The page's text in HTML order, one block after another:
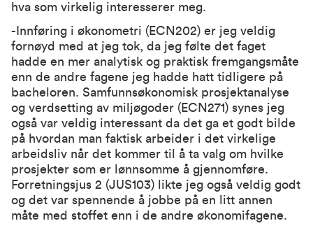
hva som virkelig interesserer meg.
-Innføring i økonometri (ECN202) er jeg veldig
fornøyd med at jeg tok, da jeg følte det faget
hadde en mer analytisk og praktisk fremgangsmåte
enn de andre fagene jeg hadde hatt tidligere på
bacheloren. Samfunnsøkonomisk prosjektanalyse
og verdsetting av miljøgoder (ECN271) synes jeg
også var veldig interessant da det ga et godt bilde
på hvordan man faktisk arbeider i det virkelige
arbeidsliv når det kommer til å ta valg om hvilke
prosjekter som er lønnsomme å gjennomføre.
Forretningsjus 2 (JUS103) likte jeg også veldig godt
og det var spennende å jobbe på en litt annen
måte med stoffet enn i de andre økonomifagene.